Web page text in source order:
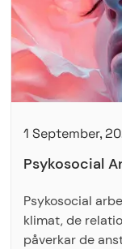
1 September,
Psykosocial
Psykosocial
klimat, de
påverkar de